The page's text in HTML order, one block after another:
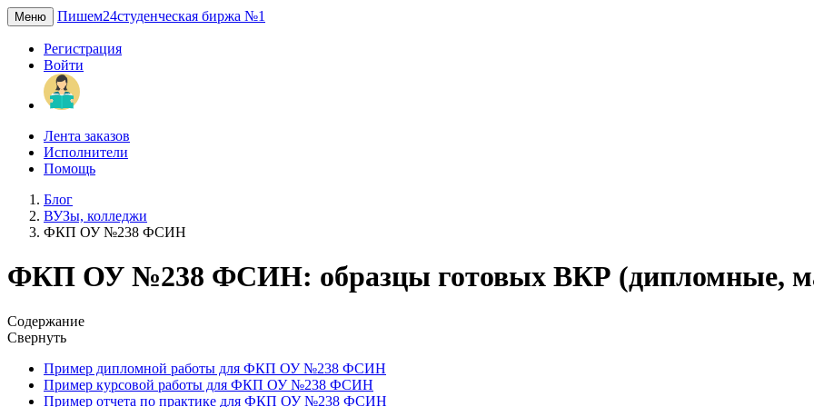
Меню Пишем24студенческая биржа №1
Регистрация
Войти
Лента заказов
Исполнители
Помощь
Блог
ВУЗы, колледжи
ФКП ОУ №238 ФСИН
ФКП ОУ №238 ФСИН: образцы готовых ВКР (дипломные,
Содержание
Свернуть
Пример дипломной работы для ФКП ОУ №238 ФСИН
Пример курсовой работы для ФКП ОУ №238 ФСИН
Пример отчета по практике для ФКП ОУ №238 ФСИН